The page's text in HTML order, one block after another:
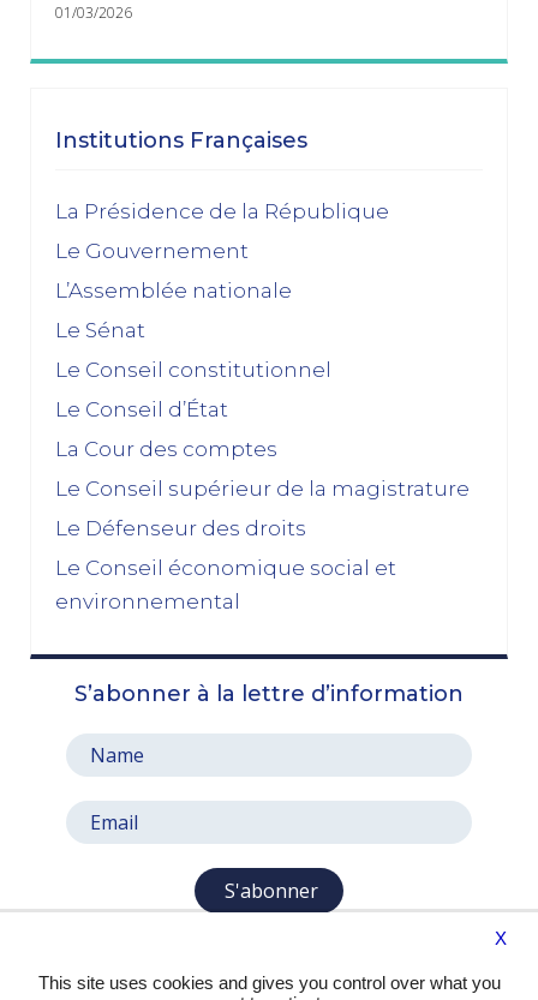
01/03/2026
janvier 2026
décembre 2025
02/12/2025
La dissolution s’éloigne
17/11/2025
Budget 2026 : « En ayant fait du renoncement au
les socialistes se sont en réalité piégés eux-
mêmes »
03/11/2025
Le prix à payer pour sauver la Ve République
13/10/2025
Le pari de l’abandon du 49, 3 : entre faiblesse et
résignation
06/10/2025
septembre 2025
29/09/2025
Institutions Françaises
La Présidence de la République
Le Gouvernement
L’Assemblée nationale
Le Sénat
Le Conseil constitutionnel
Le Conseil d’État
La Cour des comptes
Le Conseil supérieur de la magistrature
Le Défenseur des droits
Le Conseil économique social et
environnemental
S’abonner à la lettre d’information
S'abonner
X
This site uses cookies and gives you control over what you